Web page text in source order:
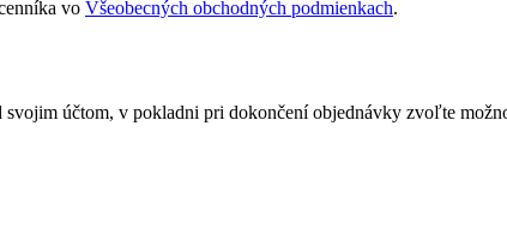
vo Všeobecných obchodných podmienkach.
svojim účtom, v pokladni pri dokončení objednávky zvoľte